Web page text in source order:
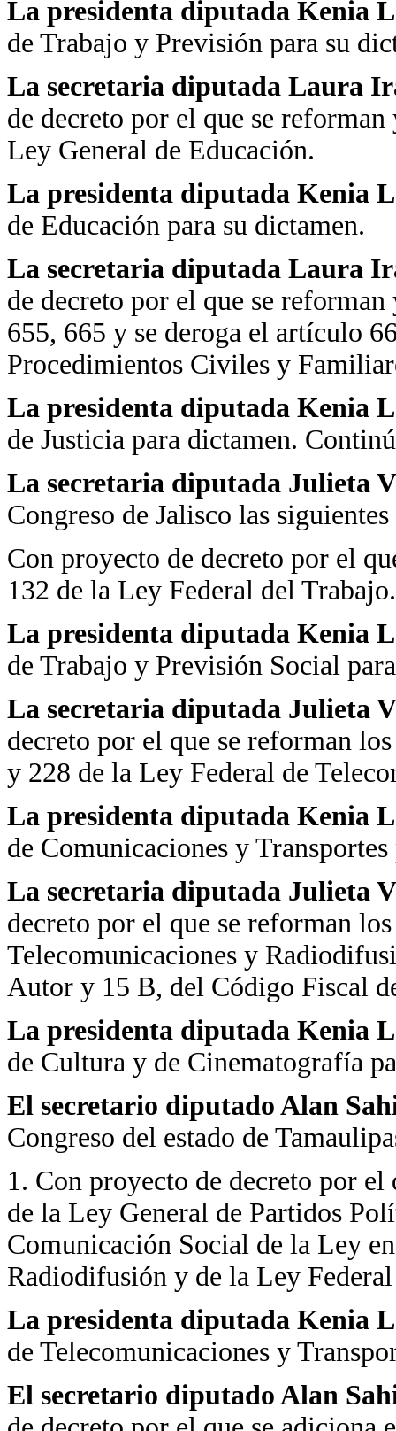
La presidenta diputada Kenia
de Trabajo y Previsión para su
La secretaria diputada Laura
de decreto por el que se
Ley General de Educación.
La presidenta diputada Kenia
de Educación para su dictamen.
La secretaria diputada Laura
de decreto por el que se
655, 665 y se deroga el artículo
Procedimientos Civiles y
La presidenta diputada Kenia
de Justicia para dictamen.
La secretaria diputada Julieta
Congreso de Jalisco las
Con proyecto de decreto por el
132 de la Ley Federal del Trabajo.
La presidenta diputada Kenia
de Trabajo y Previsión Social
La secretaria diputada Julieta
decreto por el que se reforman
y 228 de la Ley Federal de
La presidenta diputada Kenia
de Comunicaciones y
La secretaria diputada Julieta
decreto por el que se reforman
Telecomunicaciones y
Autor y 15 B, del Código Fiscal
La presidenta diputada Kenia
de Cultura y de Cinematografía
El secretario diputado Alan
Congreso del estado de
1. Con proyecto de decreto por
de la Ley General de Partidos
Comunicación Social de la Ley
Radiodifusión y de la Ley
La presidenta diputada Kenia
de Telecomunicaciones y
El secretario diputado Alan